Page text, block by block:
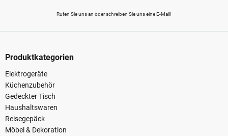
Rufen Sie uns an oder schreiben Sie uns eine E-Mail!
Produktkategorien
Elektrogeräte
Küchenzubehör
Gedeckter Tisch
Haushaltswaren
Reisegepäck
Möbel & Dekoration